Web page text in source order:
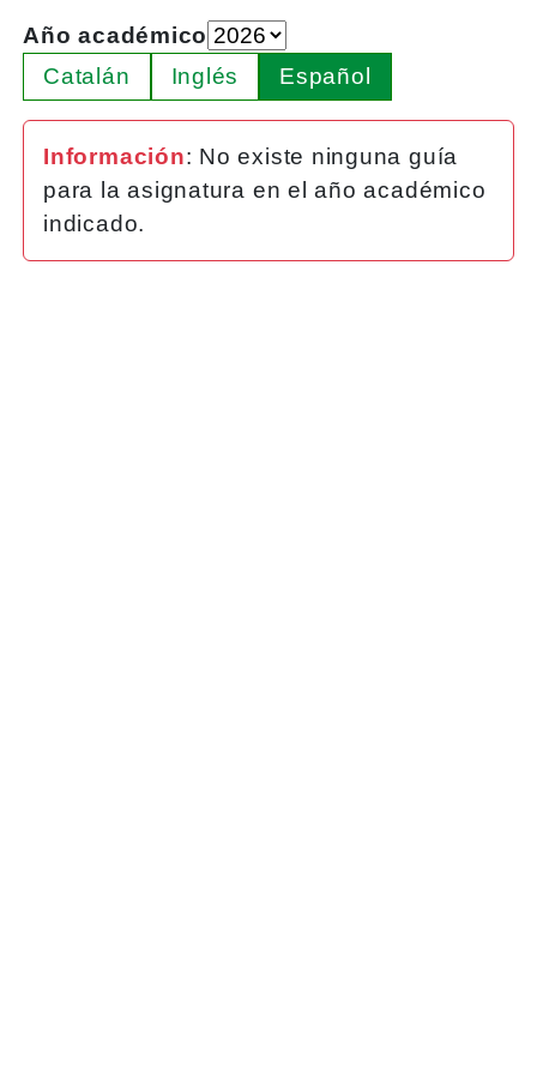
Año académico
Catalán
Inglés Español
Información: No existe ninguna guía
para la asignatura en el año académico
indicado.